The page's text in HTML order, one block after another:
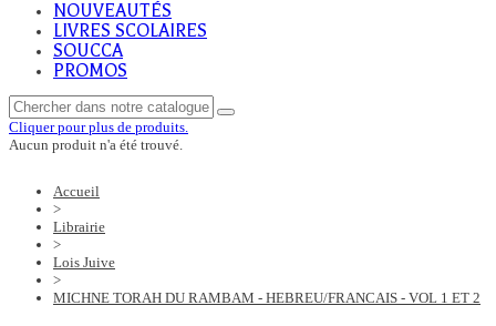
NOUVEAUTÉS
LIVRES SCOLAIRES
SOUCCA
PROMOS
Cliquer pour plus de produits.
Aucun produit n'a été trouvé.
Accueil
>
Librairie
>
Lois Juive
>
MICHNE TORAH DU RAMBAM - HEBREU/FRANCAIS - VOL 1 ET 2